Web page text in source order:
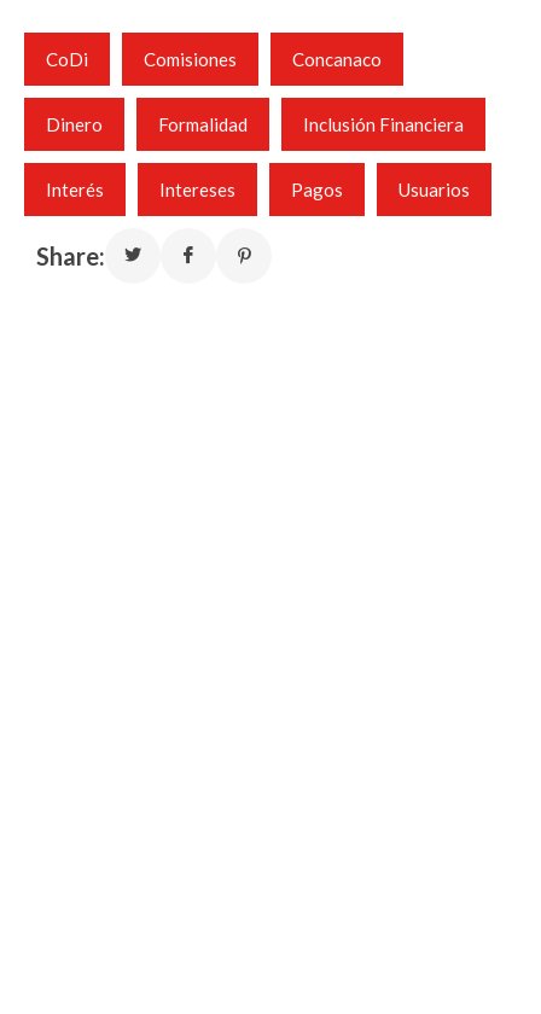
CoDi Comisiones Concanaco
Dinero Formalidad Inclusión Financiera
Interés Intereses Pagos Usuarios
Share: